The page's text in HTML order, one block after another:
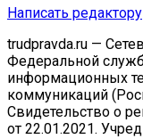
Написать редактору
trudpravda.ru —
Федеральной
информационных
коммуникаций
Свидетельство о
от 22.01.2021.